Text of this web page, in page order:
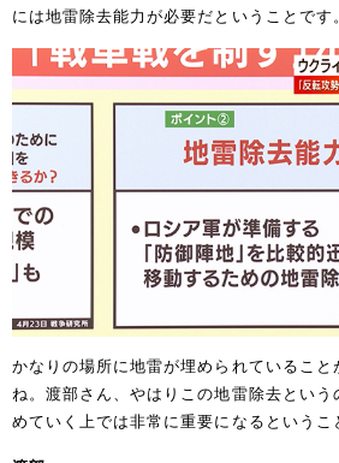
には地雷除去能力が必要だということです
かなりの場所に地雷が埋められていること
ね。渡部さん、やはりこの地雷除去という
めていく上では非常に重要になるというこ